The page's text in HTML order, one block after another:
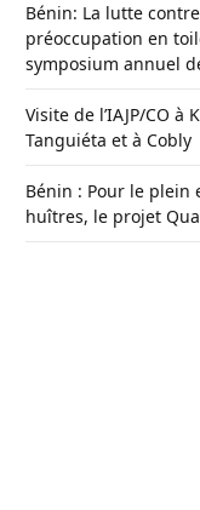
Bénin: La lutte
préoccupation en
symposium annuel
Visite de l’IAJP/CO à
Tanguiéta et à Cobly
Bénin : Pour le plein
huîtres, le projet